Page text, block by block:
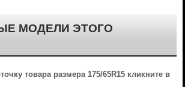
МОДЕЛИ ЭТОГО
товара размера 175/65R15 кликните в